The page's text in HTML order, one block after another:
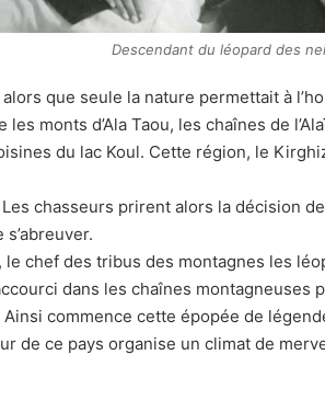
Descendant du léopard des
que seule la nature permettait à
monts d’Ala Taou, les chaînes de
du lac Koul. Cette région, le
chasseurs prirent alors la décision
le chef des tribus des montagnes les
dans les chaînes montagneuses
commence cette épopée de
de ce pays organise un climat de